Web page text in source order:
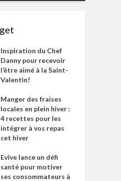
Inspiration du Chef
Danny pour recevoir
l’être aimé à la Saint-
Valentin!
Manger des fraises
locales en plein hiver :
4 recettes pour les
intégrer à vos repas
cet hiver
Evive lance un défi
santé pour motiver
ses consommateurs à